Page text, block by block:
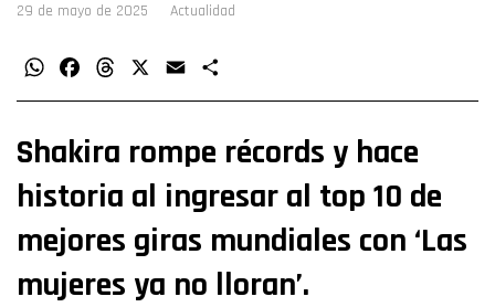
29 de mayo de 2025 Actualidad
WhatsAppFacebookThreads Email
Shakira rompe récords y hace
historia al ingresar al top 10 de
mejores giras mundiales con ‘Las
mujeres ya no lloran’.